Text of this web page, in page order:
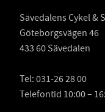
Sävedalens Cykel &
Göteborgsvägen 46
433 60 Sävedalen
Tel: 031-26 28 00
Telefontid 10:00 –